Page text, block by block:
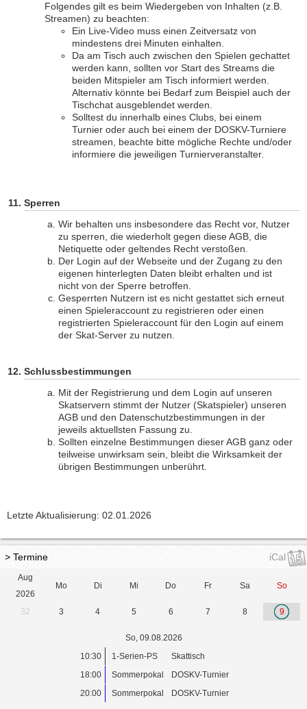
Folgendes gilt es beim Wiedergeben von Inhalten (z.B.
Streamen) zu beachten:
Ein Live-Video muss einen Zeitversatz von
mindestens drei Minuten einhalten.
Da am Tisch auch zwischen den Spielen gechattet
werden kann, sollten vor Start des Streams die
beiden Mitspieler am Tisch informiert werden.
Alternativ könnte bei Bedarf zum Beispiel auch der
Tischchat ausgeblendet werden.
Solltest du innerhalb eines Clubs, bei einem
Turnier oder auch bei einem der DOSKV-Turniere
streamen, beachte bitte mögliche Rechte und/oder
informiere die jeweiligen Turnierveranstalter.
Sperren
Wir behalten uns insbesondere das Recht vor, Nutzer
zu sperren, die wiederholt gegen diese AGB, die
Netiquette oder geltendes Recht verstoßen.
Der Login auf der Webseite und der Zugang zu den
eigenen hinterlegten Daten bleibt erhalten und ist
nicht von der Sperre betroffen.
Gesperrten Nutzern ist es nicht gestattet sich erneut
einen Spieleraccount zu registrieren oder einen
registrierten Spieleraccount für den Login auf einem
der Skat-Server zu nutzen.
Schlussbestimmungen
Mit der Registrierung und dem Login auf unseren
Skatservern stimmt der Nutzer (Skatspieler) unseren
AGB und den Datenschutzbestimmungen in der
jeweils aktuellsten Fassung zu.
Sollten einzelne Bestimmungen dieser AGB ganz oder
teilweise unwirksam sein, bleibt die Wirksamkeit der
übrigen Bestimmungen unberührt.
Letzte Aktualisierung: 02.01.2026
> Termine iCal
Aug
2026
Mo Di Mi Do Fr Sa So
32 3 4 5 6 7 8 9
So, 09.08.2026
10:30
1-Serien-PS
Skattisch
18:00
Sommerpokal
DOSKV-Turnier
20:00
Sommerpokal DOSKV-Turnier